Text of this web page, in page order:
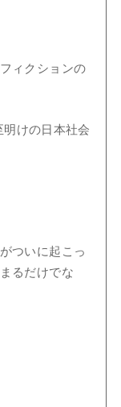
ィクションの
けの日本社会
ついに起こっ
るだけでな